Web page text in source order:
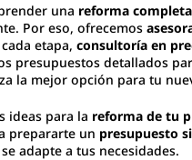
una reforma completa
Por eso, ofrecemos
etapa, consultoría en
presupuestos detallados
la mejor opción para tu
ideas para la reforma de tu
prepararte un presupuesto
adapte a tus necesidades.